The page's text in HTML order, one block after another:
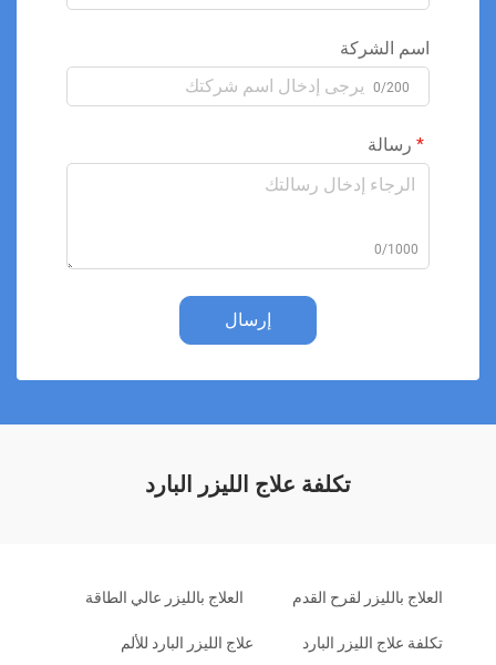
اسم الشركة
0/200
رسالة
0/1000
إرسال
تكلفة علاج الليزر البارد
العلاج بالليزر لقرح القدم العلاج بالليزر عالي الطاقة
تكلفة علاج الليزر البارد علاج الليزر البارد للألم